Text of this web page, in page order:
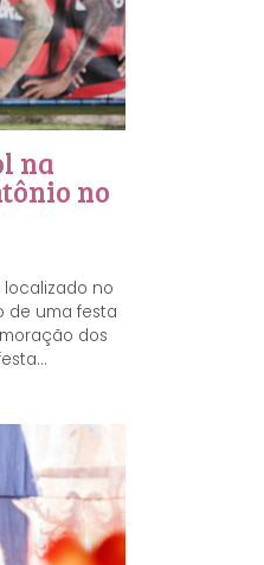
na
no
localizado no
de uma festa
dos